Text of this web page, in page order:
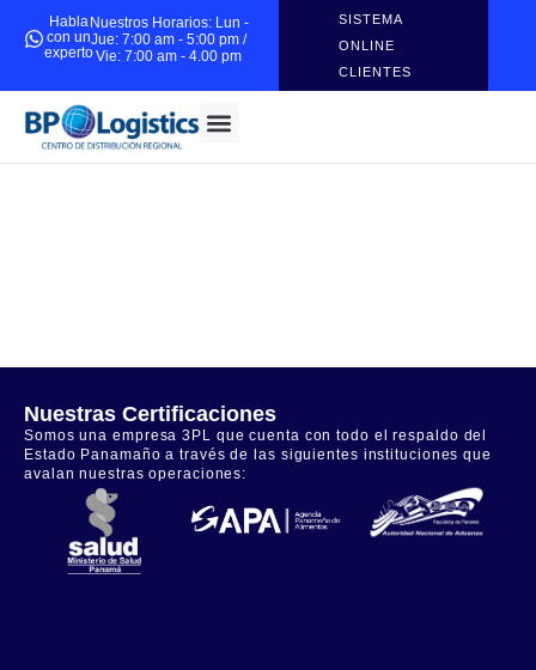
Habla
con un
experto
Nuestros Horarios: Lun -
Jue: 7:00 am - 5:00 pm /
Vie: 7:00 am - 4.00 pm
SISTEMA
ONLINE
CLIENTES
Nuestras Certificaciones
Somos una empresa 3PL que cuenta con todo el respaldo del
Estado Panamaño a través de las siguientes instituciones que
avalan nuestras operaciones: